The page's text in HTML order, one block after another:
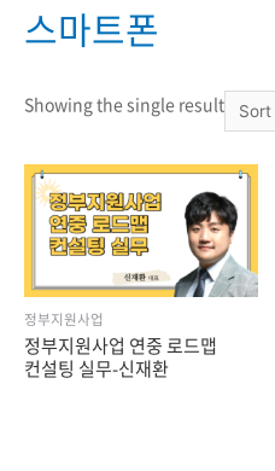
스마트폰
Showing the single result
정부지원사업
정부지원사업 연중 로드맵
컨설팅 실무-신재환